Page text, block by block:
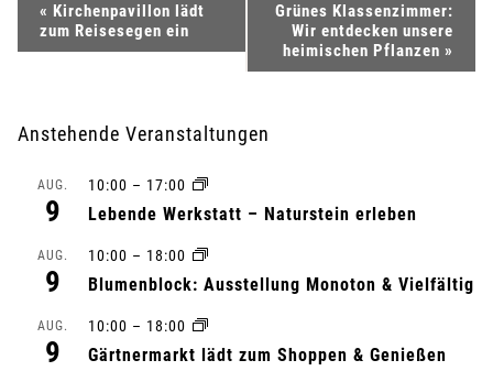
e
a
« Kirchenpavillon lädt
zum Reisesegen ein
Grünes Klassenzimmer:
Wir entdecken unsere
heimischen Pflanzen »
Anstehende Veranstaltungen
AUG.
9
10:00 – 17:00
Lebende Werkstatt – Naturstein erleben
AUG.
9
10:00 – 18:00
Blumenblock: Ausstellung Monoton & Vielfältig
AUG.
9
10:00 – 18:00
Gärtnermarkt lädt zum Shoppen & Genießen